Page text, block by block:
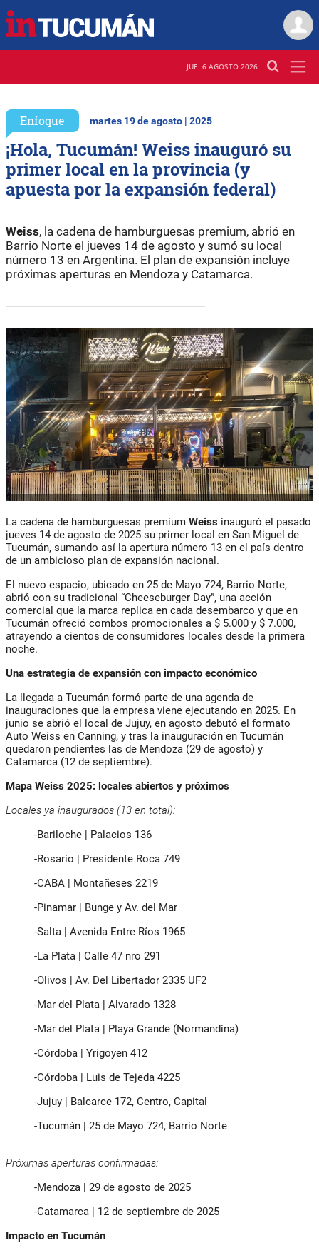
JUE. 6 AGOSTO 2026
Enfoque martes 19 de agosto | 2025
¡Hola, Tucumán! Weiss inauguró su
primer local en la provincia (y
apuesta por la expansión federal)
Weiss, la cadena de hamburguesas premium, abrió en
Barrio Norte el jueves 14 de agosto y sumó su local
número 13 en Argentina. El plan de expansión incluye
próximas aperturas en Mendoza y Catamarca.
La cadena de hamburguesas premium Weiss inauguró el pasado
jueves 14 de agosto de 2025 su primer local en San Miguel de
Tucumán, sumando así la apertura número 13 en el país dentro
de un ambicioso plan de expansión nacional.
El nuevo espacio, ubicado en 25 de Mayo 724, Barrio Norte,
abrió con su tradicional “Cheeseburger Day”, una acción
comercial que la marca replica en cada desembarco y que en
Tucumán ofreció combos promocionales a $ 5.000 y $ 7.000,
atrayendo a cientos de consumidores locales desde la primera
noche.
Una estrategia de expansión con impacto económico
La llegada a Tucumán formó parte de una agenda de
inauguraciones que la empresa viene ejecutando en 2025. En
junio se abrió el local de Jujuy, en agosto debutó el formato
Auto Weiss en Canning, y tras la inauguración en Tucumán
quedaron pendientes las de Mendoza (29 de agosto) y
Catamarca (12 de septiembre).
Mapa Weiss 2025: locales abiertos y próximos
Locales ya inaugurados (13 en total):
-Bariloche | Palacios 136
-Rosario | Presidente Roca 749
-CABA | Montañeses 2219
-Pinamar | Bunge y Av. del Mar
-Salta | Avenida Entre Ríos 1965
-La Plata | Calle 47 nro 291
-Olivos | Av. Del Libertador 2335 UF2
-Mar del Plata | Alvarado 1328
-Mar del Plata | Playa Grande (Normandina)
-Córdoba | Yrigoyen 412
-Córdoba | Luis de Tejeda 4225
-Jujuy | Balcarce 172, Centro, Capital
-Tucumán | 25 de Mayo 724, Barrio Norte
Próximas aperturas confirmadas:
-Mendoza | 29 de agosto de 2025
-Catamarca | 12 de septiembre de 2025
Impacto en Tucumán